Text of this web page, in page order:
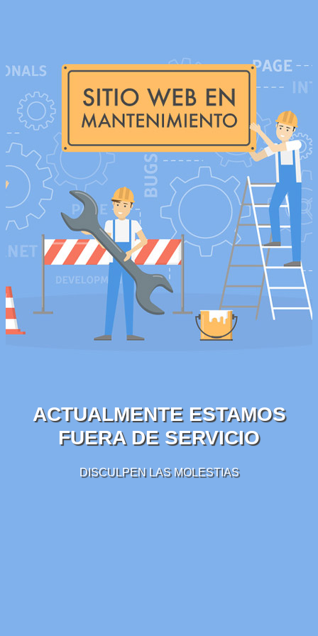
ACTUALMENTE ESTAMOS
FUERA DE SERVICIO
DISCULPEN LAS MOLESTIAS